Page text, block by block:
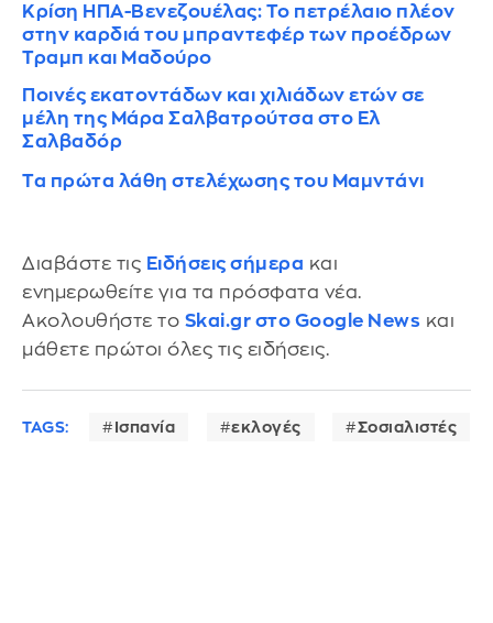
Κρίση ΗΠΑ-Βενεζουέλας: Το πετρέλαιο πλέον
στην καρδιά του μπραντεφέρ των προέδρων
Τραμπ και Μαδούρο
Ποινές εκατοντάδων και χιλιάδων ετών σε
μέλη της Μάρα Σαλβατρούτσα στο Ελ
Σαλβαδόρ
Τα πρώτα λάθη στελέχωσης του Μαμντάνι
Διαβάστε τις Ειδήσεις σήμερα και
ενημερωθείτε για τα πρόσφατα νέα.
Ακολουθήστε το Skai.gr στο Google News και
μάθετε πρώτοι όλες τις ειδήσεις.
TAGS: Ισπανία εκλογές Σοσιαλιστές